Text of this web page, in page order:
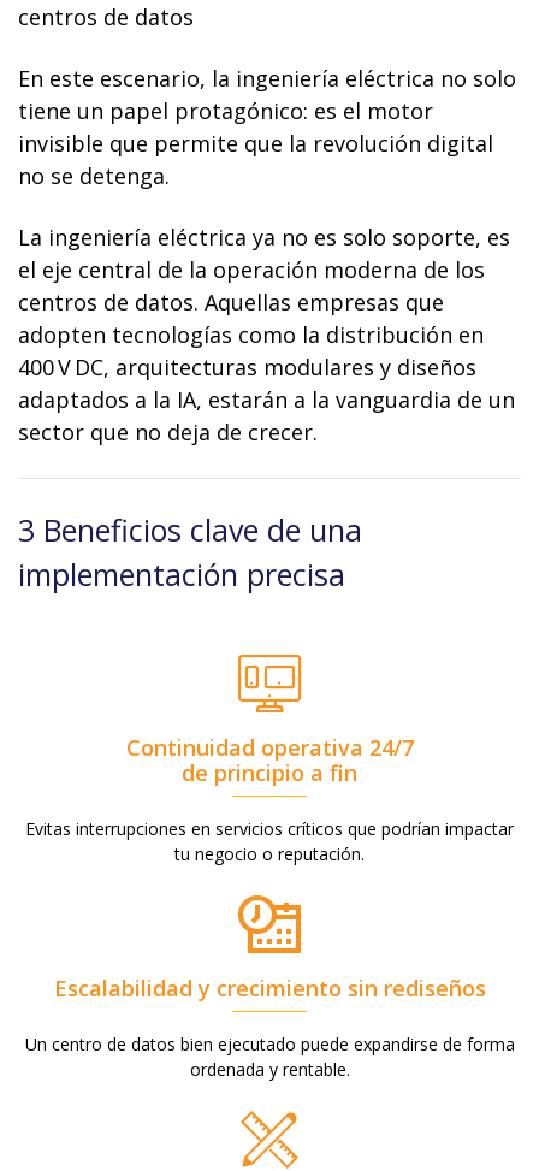
centros de datos
En este escenario, la ingeniería eléctrica no solo
tiene un papel protagónico: es el motor
invisible que permite que la revolución digital
no se detenga.
La ingeniería eléctrica ya no es solo soporte, es
el eje central de la operación moderna de los
centros de datos. Aquellas empresas que
adopten tecnologías como la distribución en
400 V DC, arquitecturas modulares y diseños
adaptados a la IA, estarán a la vanguardia de un
sector que no deja de crecer.
3 Beneficios clave de una
implementación precisa
Continuidad operativa 24/7
de principio a fin
Evitas interrupciones en servicios críticos que podrían impactar
tu negocio o reputación.
Escalabilidad y crecimiento sin rediseños
Un centro de datos bien ejecutado puede expandirse de forma
ordenada y rentable.